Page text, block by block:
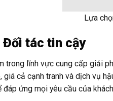
Lựa
Đối tác tin cậy
trong lĩnh vực cung cấp giải
cả cạnh tranh và dịch vụ
ứng mọi yêu cầu của